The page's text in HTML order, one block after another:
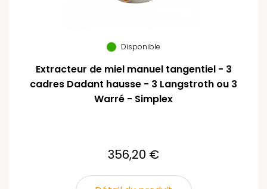
Disponible
Extracteur de miel manuel tangentiel - 3
cadres Dadant hausse - 3 Langstroth ou 3
Warré - Simplex
356,20 €